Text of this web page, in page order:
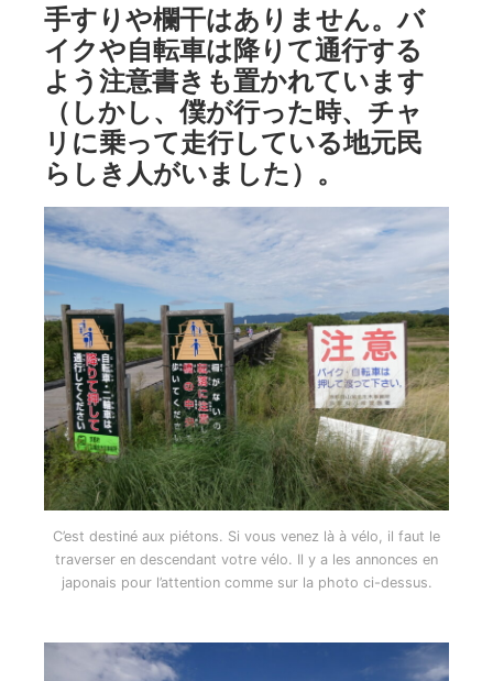
手すりや欄干はありません。バ
イクや自転車は降りて通行する
よう注意書きも置かれています
（しかし、僕が行った時、チャ
リに乗って走行している地元民
らしき人がいました）。
C’est destiné aux piétons. Si vous venez là à vélo, il faut le
traverser en descendant votre vélo. Il y a les annonces en
japonais pour l’attention comme sur la photo ci-dessus.